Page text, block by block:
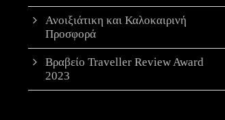
Ανοιξιάτικη και Καλοκαιρινή
Προσφορά
Βραβείο Traveller Review Award
2023